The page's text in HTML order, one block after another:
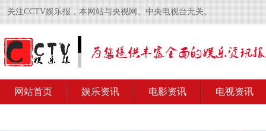
关注CCTV娱乐报，本网站与央视网、中央电视台无关。
网站首页 娱乐资讯 电影资讯 电视资讯